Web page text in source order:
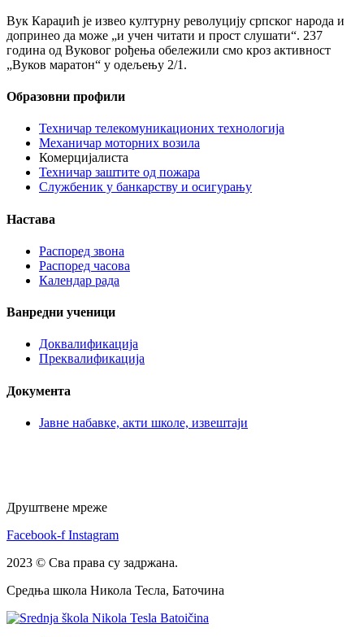
Вук Караџић је извео културну револуцију српског народа и
допринео да може „и учен читати и прост слушати“. 237
година од Вуковог рођења обележили смо кроз активност
„Вуков маратон“ у одељењу 2/1.
Образовни профили
Техничар телекомуникационих технологија
Механичар моторних возила
Комерцијалиста
Техничар заштите од пожара
Службеник у банкарству и осигурању
Настава
Распоред звона
Распоред часова
Календар рада
Ванредни ученици
Доквалификација
Преквалификација
Документа
Јавне набавке, акти школе, извештаји
Друштвене мреже
Facebook-f Instagram
2023 © Сва права су задржана.
Средња школа Никола Тесла, Баточина